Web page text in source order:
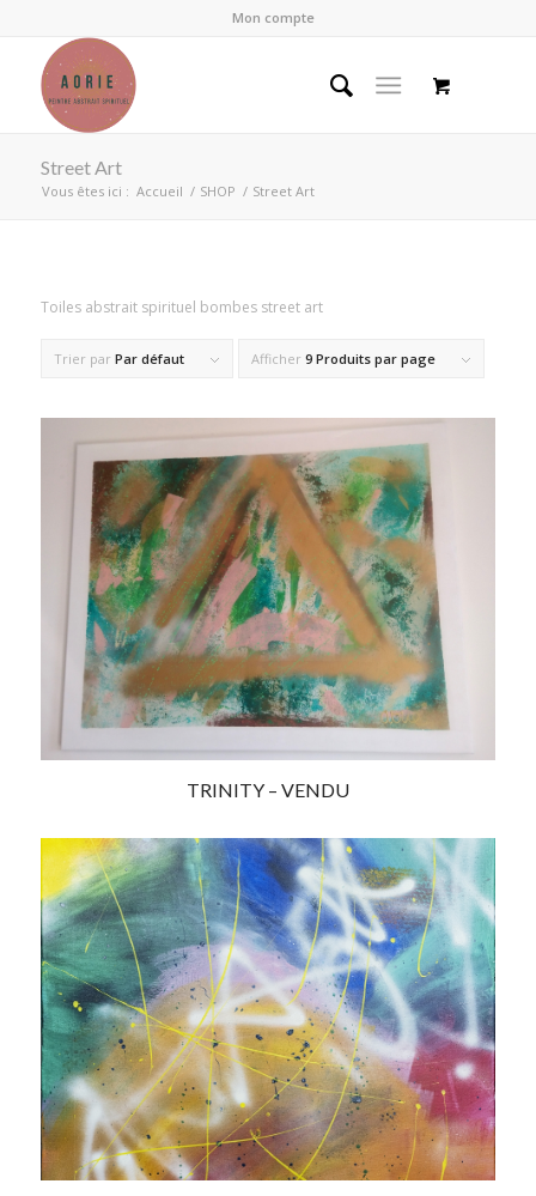
Mon compte
Street Art
Vous êtes ici : Accueil / SHOP / Street Art
Toiles abstrait spirituel bombes street art
Trier par Par défaut Afficher 9 Produits par page
TRINITY – VENDU